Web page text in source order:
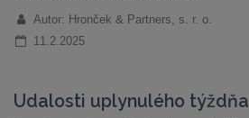
Autor: Hronček & Partners, s. r. o.
11.2.2025
Udalosti uplynulého týždňa